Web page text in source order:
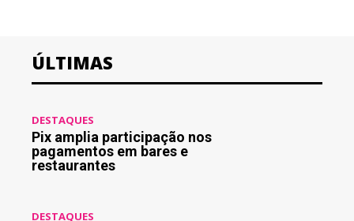
ÚLTIMAS
DESTAQUES
Pix amplia participação nos
pagamentos em bares e
restaurantes
DESTAQUES